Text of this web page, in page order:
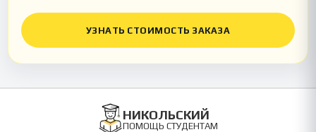
УЗНАТЬ СТОИМОСТЬ ЗАКАЗА
НИКОЛЬСКИЙ
ПОМОЩЬ СТУДЕНТАМ